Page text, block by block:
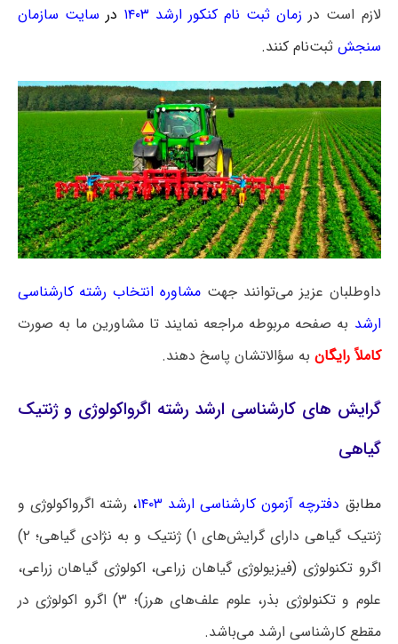
لازم است در زمان ثبت نام کنکور ارشد ۱۴۰۳ در سایت سازمان
سنجش ثبت‌نام کنند.
داوطلبان عزیز می‌توانند جهت مشاوره انتخاب رشته کارشناسی
ارشد به صفحه مربوطه مراجعه نمایند تا مشاورین ما به صورت
کاملاً رایگان به سؤالاتشان پاسخ دهند.
گرایش‌ های کارشناسی ارشد رشته اﮔﺮواﻛﻮﻟﻮژی و ژنتیک
ﮔﻴﺎهی
مطابق دفترچه آزمون کارشناسی ارشد ۱۴۰۳ ، رشته اﮔﺮواﻛﻮﻟﻮژی و
ژنتیک ﮔﻴﺎهی دارای گرایش‌های ۱) ژنتیک و به نژادی گیاهی؛ ۲)
اگرو تکنولوژی (فیزیولوژی گیاهان زراعی، اکولوژی گیاهان زراعی،
علوم و تکنولوژی بذر، علوم علف‌های هرز)؛ ۳) اگرو اکولوژی در
مقطع کارشناسی ارشد می‌باشد.